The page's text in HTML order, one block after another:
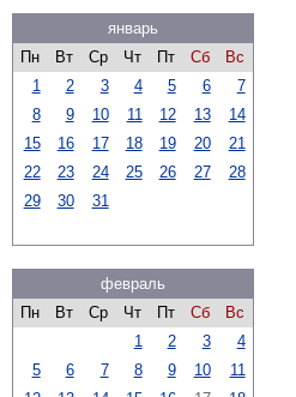
январь
Пн
Вт Ср Чт Пт Сб
Вс
1
2 3 4 5 6
7
8
9 10 11 12 13
14
15
16 17 18 19 20
21
22
23 24 25 26 27
28
29
30 31
февраль
Пн
Вт Ср Чт Пт Сб
Вс
1
2 3
4
5
6 7 8 9 10
11